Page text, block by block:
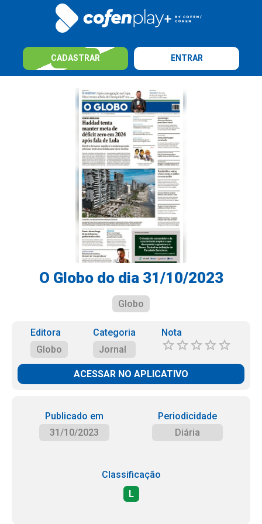
CADASTRAR ENTRAR
O Globo do dia 31/10/2023
Globo
Editora
Globo
Categoria
Jornal
Nota
ACESSAR NO APLICATIVO
Publicado em
31/10/2023
Periodicidade
Diária
Classificação
L